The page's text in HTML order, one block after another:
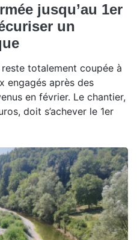
jusqu’au 1er
un
totalement coupée à
engagés après des
en février. Le chantier,
doit s’achever le 1er